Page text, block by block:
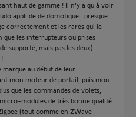
haut de gamme ! Il n'y a qu'à voir
appli de de domotique : presque
correctement et les rares qui le
les interrupteurs ou prises
supporté, mais pas les deux).
au début de leur
mon moteur de portail, puis mon
que les commandes de volets,
modules de très bonne qualité
(tout comme en ZWave